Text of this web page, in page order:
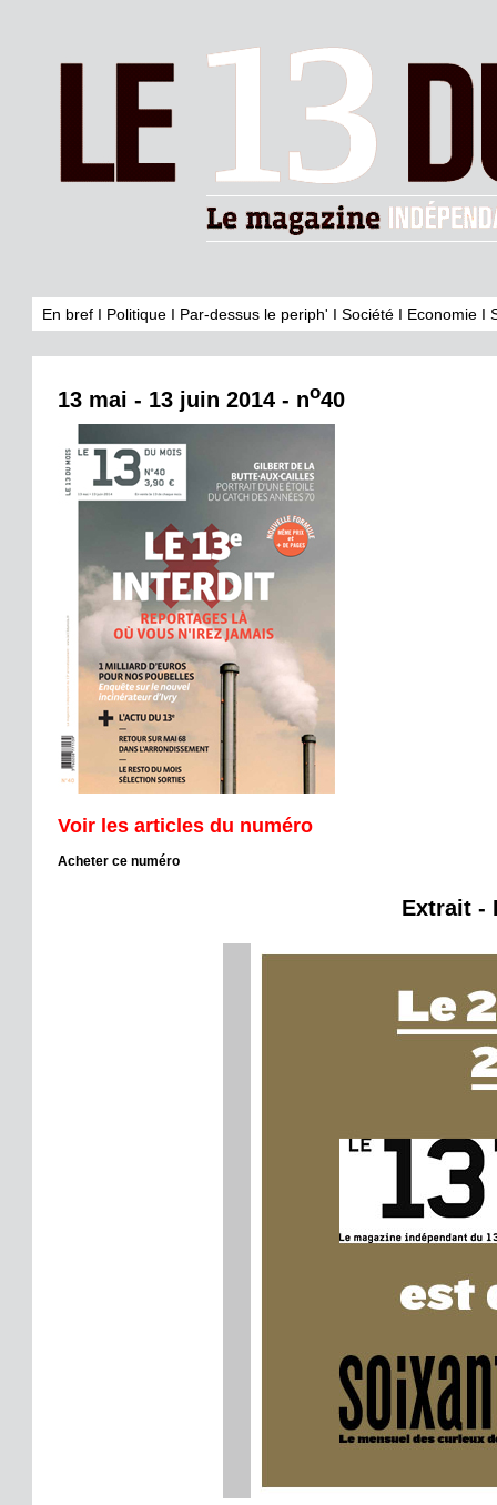
En bref I Politique I Par-dessus le periph' I Société I Economie I
13 mai - 13 juin 2014 - no40
Voir les articles du numéro
Acheter ce numéro
Extrait -